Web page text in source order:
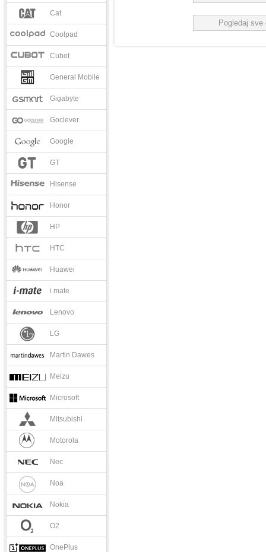
Cat
Coolpad
Cubot
General Mobile
Gigabyte
Goclever
Google
GT
Hisense
Honor
HP
HTC
Huawei
i mate
Lenovo
LG
Martin Dawes
Meizu
Microsoft
Mitsubishi
Motorola
Nec
Noa
Nokia
O2
OnePlus
Pogledaj sve